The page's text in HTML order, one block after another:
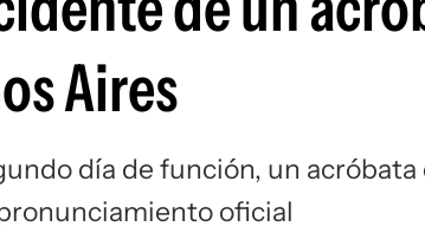
Aires
día de función, un
oficial